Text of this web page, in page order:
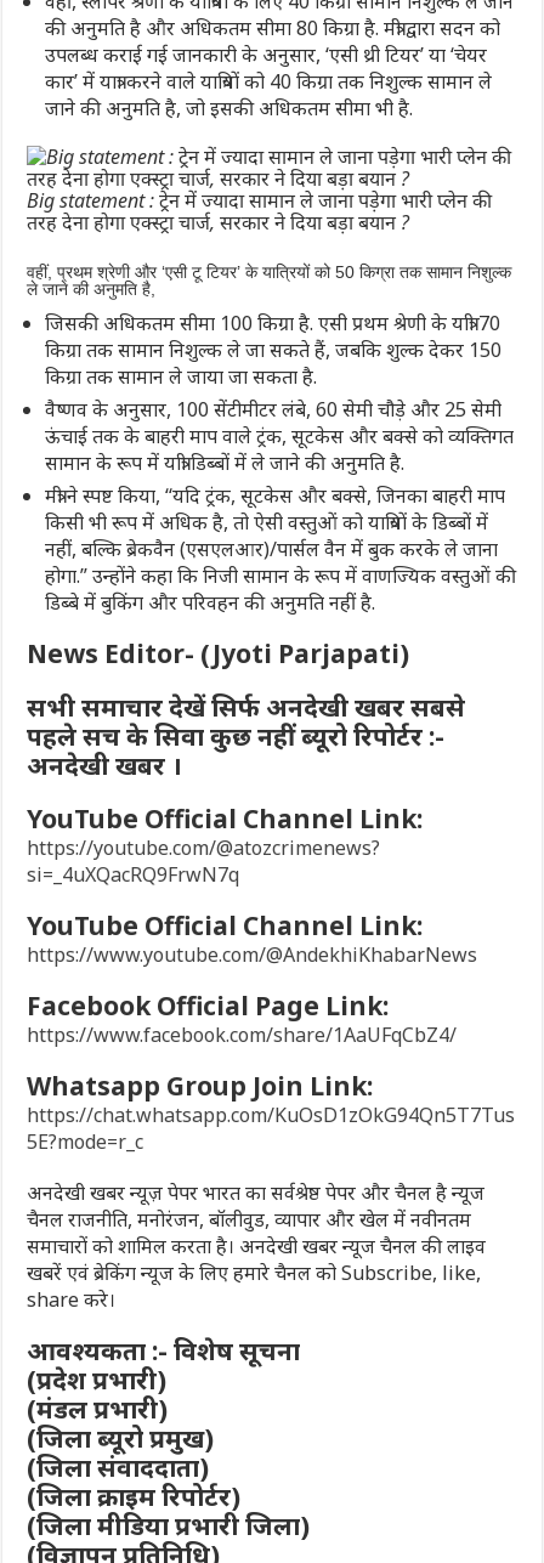
की अनुमति है और अधिकतम सीमा 80 किग्रा है. मंत्री द्वारा सदन को
उपलब्ध कराई गई जानकारी के अनुसार, ‘एसी थ्री टियर’ या ‘चेयर
कार’ में यात्रा करने वाले यात्रियों को 40 किग्रा तक निशुल्क सामान ले
जाने की अनुमति है, जो इसकी अधिकतम सीमा भी है.
Big statement : ट्रेन में ज्यादा सामान ले जाना पड़ेगा भारी प्लेन की
तरह देना होगा एक्स्ट्रा चार्ज, सरकार ने दिया बड़ा बयान ?
वहीं, प्रथम श्रेणी और ‘एसी टू टियर’ के यात्रियों को 50 किग्रा तक सामान निशुल्क
ले जाने की अनुमति है,
जिसकी अधिकतम सीमा 100 किग्रा है. एसी प्रथम श्रेणी के यात्री 70
किग्रा तक सामान निशुल्क ले जा सकते हैं, जबकि शुल्क देकर 150
किग्रा तक सामान ले जाया जा सकता है.
वैष्णव के अनुसार, 100 सेंटीमीटर लंबे, 60 सेमी चौड़े और 25 सेमी
ऊंचाई तक के बाहरी माप वाले ट्रंक, सूटकेस और बक्से को व्यक्तिगत
सामान के रूप में यात्री डिब्बों में ले जाने की अनुमति है.
मंत्री ने स्पष्ट किया, ‘‘यदि ट्रंक, सूटकेस और बक्से, जिनका बाहरी माप
किसी भी रूप में अधिक है, तो ऐसी वस्तुओं को यात्रियों के डिब्बों में
नहीं, बल्कि ब्रेकवैन (एसएलआर)/पार्सल वैन में बुक करके ले जाना
होगा.” उन्होंने कहा कि निजी सामान के रूप में वाणज्यिक वस्तुओं की
डिब्बे में बुकिंग और परिवहन की अनुमति नहीं है.
News Editor- (Jyoti Parjapati)
सभी समाचार देखें सिर्फ अनदेखी खबर सबसे
पहले सच के सिवा कुछ नहीं ब्यूरो रिपोर्टर :-
अनदेखी खबर ।
YouTube Official Channel Link:
https://youtube.com/@atozcrimenews?
si=_4uXQacRQ9FrwN7q
YouTube Official Channel Link:
https://www.youtube.com/@AndekhiKhabarNews
Facebook Official Page Link:
https://www.facebook.com/share/1AaUFqCbZ4/
Whatsapp Group Join Link:
https://chat.whatsapp.com/KuOsD1zOkG94Qn5T7Tus
5E?mode=r_c
अनदेखी खबर न्यूज़ पेपर भारत का सर्वश्रेष्ठ पेपर और चैनल है न्यूज
चैनल राजनीति, मनोरंजन, बॉलीवुड, व्यापार और खेल में नवीनतम
समाचारों को शामिल करता है। अनदेखी खबर न्यूज चैनल की लाइव
खबरें एवं ब्रेकिंग न्यूज के लिए हमारे चैनल को Subscribe, like,
share करे।
आवश्यकता :- विशेष सूचना
(प्रदेश प्रभारी)
(मंडल प्रभारी)
(जिला ब्यूरो प्रमुख)
(जिला संवाददाता)
(जिला क्राइम रिपोर्टर)
(जिला मीडिया प्रभारी जिला)
(विज्ञापन प्रतिनिधि)